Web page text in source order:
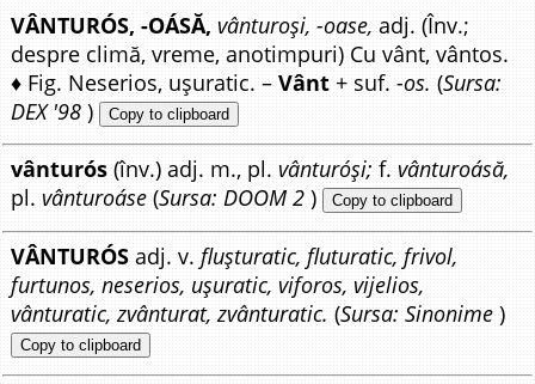
VÂNTURÓS, -OÁSĂ, vânturoși, -oase, adj. (Înv.;
despre climă, vreme, anotimpuri) Cu vânt, vântos.
♦ Fig. Neserios, ușuratic. –Vânt + suf.-os. (Sursa:
DEX '98 ) Copy to clipboard
vânturós (înv.) adj. m., pl. vânturóși; f. vânturoásă,
pl. vânturoáse (Sursa: DOOM 2 ) Copy to clipboard
VÂNTURÓS adj. v. flușturatic, fluturatic, frivol,
furtunos, neserios, ușuratic, viforos, vijelios,
vânturatic, zvânturat, zvânturatic. (Sursa: Sinonime )
Copy to clipboard